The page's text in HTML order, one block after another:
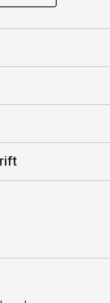
Bedrift Pluss